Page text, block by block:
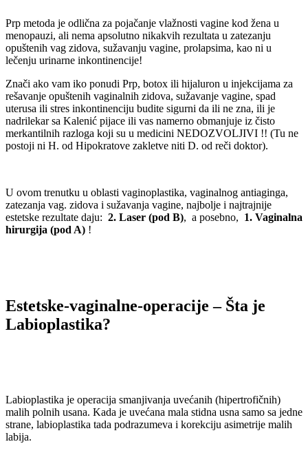
Prp metoda je odlična za pojačanje vlažnosti vagine kod žena u
menopauzi, ali nema apsolutno nikakvih rezultata u zatezanju
opuštenih vag zidova, sužavanju vagine, prolapsima, kao ni u
lečenju urinarne inkontinencije!
Znači ako vam iko ponudi Prp, botox ili hijaluron u injekcijama za
rešavanje opuštenih vaginalnih zidova, sužavanje vagine, spad
uterusa ili stres inkontinenciju budite sigurni da ili ne zna, ili je
nadrilekar sa Kalenić pijace ili vas namerno obmanjuje iz čisto
merkantilnih razloga koji su u medicini NEDOZVOLJIVI !! (Tu ne
postoji ni H. od Hipokratove zakletve niti D. od reči doktor).
U ovom trenutku u oblasti vaginoplastika, vaginalnog antiaginga,
zatezanja vag. zidova i sužavanja vagine, najbolje i najtrajnije
estetske rezultate daju: 2. Laser (pod B), a posebno, 1. Vaginalna
hirurgija (pod A) !
Estetske-vaginalne-operacije – Šta je
Labioplastika?
Labioplastika je operacija smanjivanja uvećanih (hipertrofičnih)
malih polnih usana. Kada je uvećana mala stidna usna samo sa jedne
strane, labioplastika tada podrazumeva i korekciju asimetrije malih
labija.